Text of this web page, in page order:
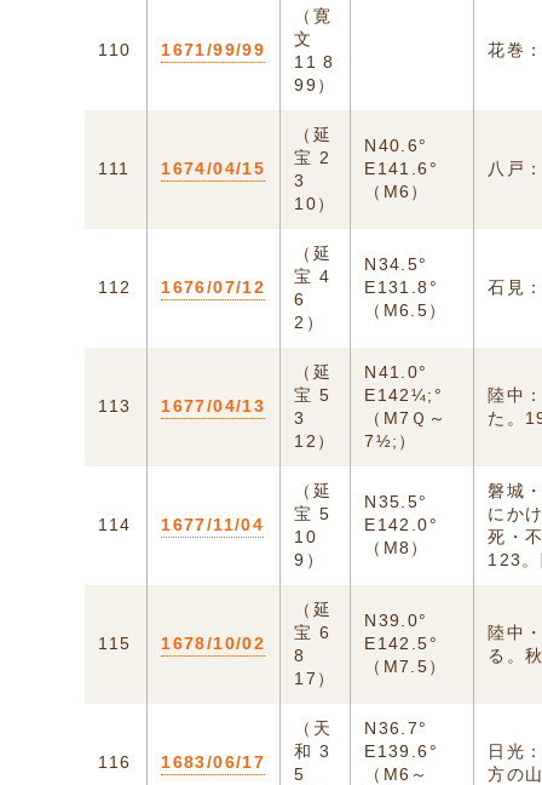
110 1671/99/99
（寛
文
11 8
99）
花巻
111 1674/04/15
（延
宝 2
3
10）
N40.6°
E141.6°
（M6）
八戸
112 1676/07/12
（延
宝 4
6
2）
N34.5°
E131.8°
（M6.5）
石見
113 1677/04/13
（延
宝 5
3
12）
N41.0°
E142¼;°
（M7Ｑ～
7½;）
陸中
た。
114 1677/11/04
（延
宝 5
10
9）
N35.5°
E142.0°
（M8）
磐城
にか
死・
123
115 1678/10/02
（延
宝 6
8
17）
N39.0°
E142.5°
（M7.5）
陸中
る。
116 1683/06/17
（天
和 3
5
N36.7°
E139.6°
（M6～
日光
方の